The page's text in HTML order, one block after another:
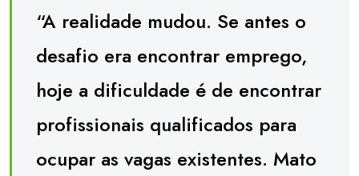
“A realidade mudou. Se antes o
desafio era encontrar emprego,
hoje a dificuldade é de encontrar
profissionais qualificados para
ocupar as vagas existentes. Mato